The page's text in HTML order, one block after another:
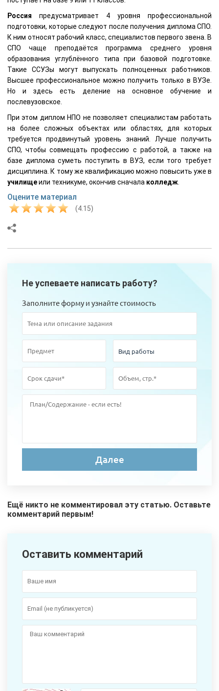
Россия предусматривает 4 уровня профессиональной
подготовки, которые следуют после получения диплома СПО.
К ним относят рабочий класс, специалистов первого звена. В
СПО чаще преподаётся программа среднего уровня
образования углублённого типа при базовой подготовке.
Такие ССУЗы могут выпускать полноценных работников.
Высшее профессиональное можно получить только в ВУЗе.
Но и здесь есть деление на основное обучение и
послевузовское.
При этом диплом НПО не позволяет специалистам работать
на более сложных объектах или областях, для которых
требуется продвинутый уровень знаний. Лучше получить
СПО, чтобы совмещать профессию с работой, а также на
базе диплома суметь поступить в ВУЗ, если того требует
дисциплина. К тому же квалификацию можно повысить уже в
училищеили техникуме, окончив сначала колледж
Оцените материал
(4.15)
Не успеваете написать работу?
Заполните форму и узнайте стоимость
Ещё никто не комментировал эту статью. Оставьте
комментарий первым!
Оставить комментарий